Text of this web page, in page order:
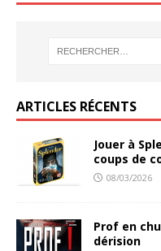
ARTICLES RÉCENTS
Jouer à
coups de
08/03/2026
Prof en
dérision